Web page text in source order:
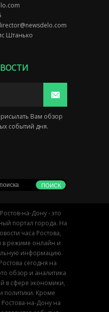
Штанько
Вам обзор
событий дня.
на-Дону - это
портал города. На
часа Ростова,
в режиме онлайн и
информацию.
сегодня на
обзор и аналитика
в сфере экономики,
политики. Кроме
на-Дону на